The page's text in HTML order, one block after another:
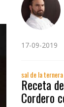
17-09-2019
sal de la
Receta
Cordero